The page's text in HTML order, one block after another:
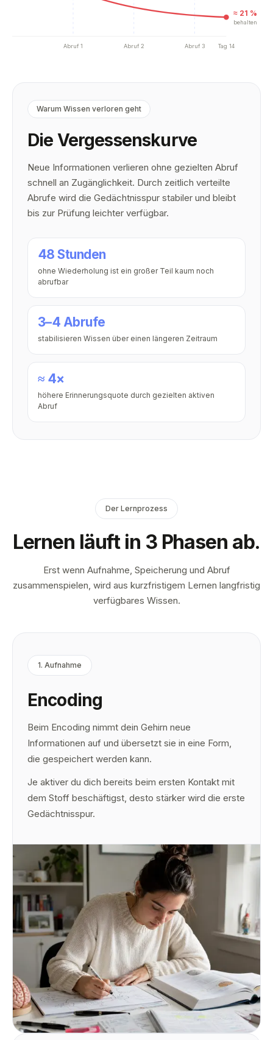
Abruf 1 Abruf 2 Abruf 3 Tag 14
≈ 21 %
behalten
Warum Wissen verloren geht
Die Vergessenskurve
Neue Informationen verlieren ohne gezielten Abruf
schnell an Zugänglichkeit. Durch zeitlich verteilte
Abrufe wird die Gedächtnisspur stabiler und bleibt
bis zur Prüfung leichter verfügbar.
48 Stunden
ohne Wiederholung ist ein großer Teil kaum noch
abrufbar
3–4 Abrufe
stabilisieren Wissen über einen längeren Zeitraum
≈ 4×
höhere Erinnerungsquote durch gezielten aktiven
Abruf
Der Lernprozess
Lernen läuft in 3 Phasen ab.
Erst wenn Aufnahme, Speicherung und Abruf
zusammenspielen, wird aus kurzfristigem Lernen langfristig
verfügbares Wissen.
1. Aufnahme
Encoding
Beim Encoding nimmt dein Gehirn neue
Informationen auf und übersetzt sie in eine Form,
die gespeichert werden kann.
Je aktiver du dich bereits beim ersten Kontakt mit
dem Stoff beschäftigst, desto stärker wird die erste
Gedächtnisspur.